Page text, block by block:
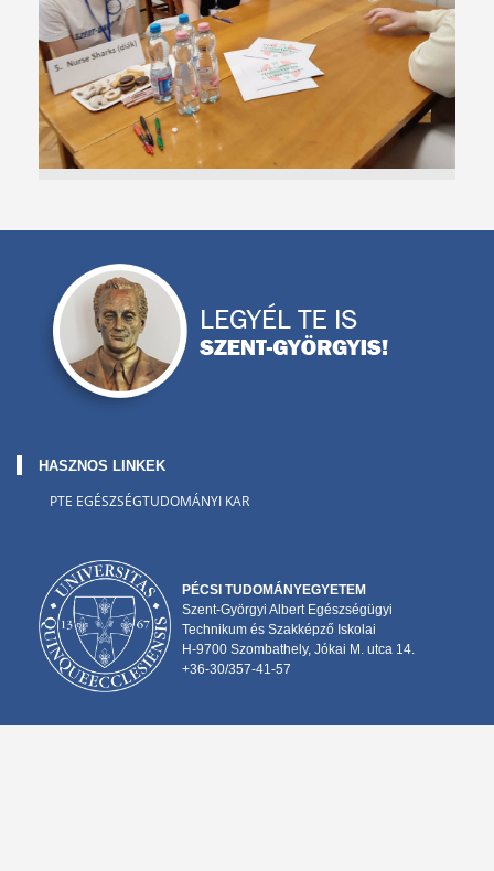
HASZNOS LINKEK
PTE EGÉSZSÉGTUDOMÁNYI KAR
PÉCSI TUDOMÁNYEGYETEM
Szent-Györgyi Albert Egészségügyi
Technikum és Szakképző Iskolai
H-9700 Szombathely, Jókai M. utca 14.
+36-30/357-41-57